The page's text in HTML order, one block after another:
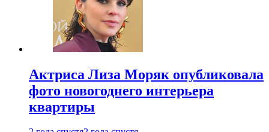
Актриса Лиза Моряк опубликовала
фото новогоднего интерьера
квартиры